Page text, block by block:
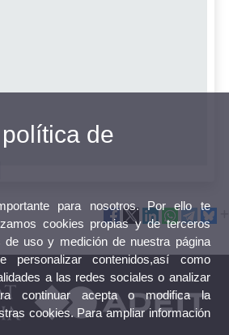
de
para nosotros. Por ello te
cookies propias y de terceros
de uso y medición de nuestra página
contenidos,así como
a las redes sociales o analizar
continuar acepta o modifica la
cookies. Para ampliar información